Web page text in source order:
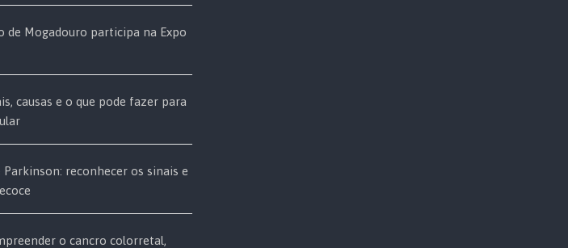
de Mogadouro participa na Expo
causas e o que pode fazer para
reconhecer os sinais e
o cancro colorretal,